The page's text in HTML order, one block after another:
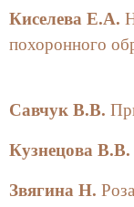
культура,
ческого
заговорила о
жесткий полюс
постмодернизм
усложнять игру,
Киселева Е.А.
похоронного
Савчук В.В.
Кузнецова В.В.
Звягина Н.